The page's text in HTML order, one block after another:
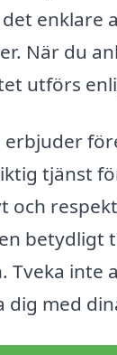
enklare
När du
utförs
tjänst
och
Tveka
dig med